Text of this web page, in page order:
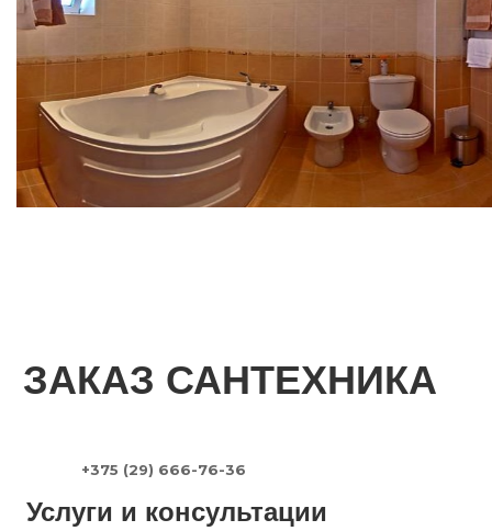
ЗАКАЗ САНТЕХНИКА
+375 (29) 666-76-36
Услуги и консультации